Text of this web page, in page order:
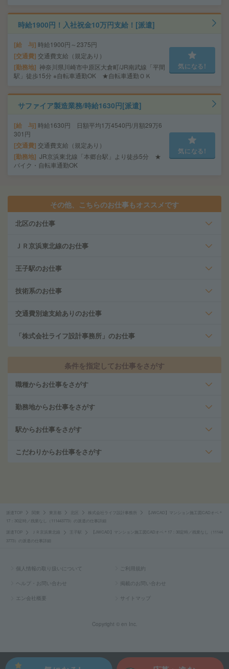
時給1900円！入社祝金10万円支給！[派遣]
給 与 時給1900円～2375円
交通費 交通費支給（規定あり）
勤務地 神奈川県川崎市中原区大倉町/JR南武線「平間
駅」徒歩15分 ※自転車通勤OK ★自転車通勤ＯＫ
気になる!
サファイア製造業務/時給1630円[派遣]
給 与 時給1630円 日額平均1万4540円/月額29万6
301円
交通費 交通費支給（規定あり）
勤務地 JR京浜東北線「本郷台駅」より徒歩5分 ★
バイク・自転車通勤OK
気になる!
その他、こちらのお仕事もオススメです
北区のお仕事
ＪＲ京浜東北線のお仕事
王子駅のお仕事
技術系のお仕事
交通費別途支給ありのお仕事
「株式会社ライフ設計事務所」のお仕事
条件を指定してお仕事をさがす
職種からお仕事をさがす
勤務地からお仕事をさがす
駅からお仕事をさがす
こだわりからお仕事をさがす
派遣TOP 関東 東京都 北区 株式会社ライフ設計事務所
【JWCAD】マンション施工図CADオペ＊
17：30定時／残業なし（111443773）の派遣の仕事詳細
派遣TOP ＪＲ京浜東北線 王子駅
【JWCAD】マンション施工図CADオペ＊17：30定時／残業なし（11144
3773）の派遣の仕事詳細
個人情報の取り扱いについて ご利用規約
ヘルプ・お問い合わせ 掲載のお問い合わせ
エン会社概要 サイトマップ
Copyright © en Inc.